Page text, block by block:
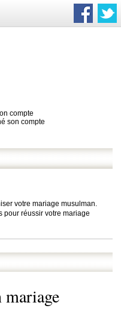
compte
son compte
votre mariage musulman.
pour réussir votre mariage
mariage